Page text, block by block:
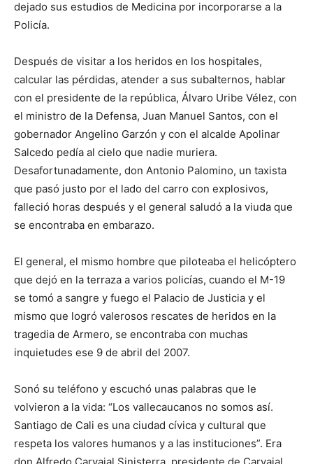
dejado sus estudios de Medicina por incorporarse a la
Policía.
Después de visitar a los heridos en los hospitales,
calcular las pérdidas, atender a sus subalternos, hablar
con el presidente de la república, Álvaro Uribe Vélez, con
el ministro de la Defensa, Juan Manuel Santos, con el
gobernador Angelino Garzón y con el alcalde Apolinar
Salcedo pedía al cielo que nadie muriera.
Desafortunadamente, don Antonio Palomino, un taxista
que pasó justo por el lado del carro con explosivos,
falleció horas después y el general saludó a la viuda que
se encontraba en embarazo.
El general, el mismo hombre que piloteaba el helicóptero
que dejó en la terraza a varios policías, cuando el M-19
se tomó a sangre y fuego el Palacio de Justicia y el
mismo que logró valerosos rescates de heridos en la
tragedia de Armero, se encontraba con muchas
inquietudes ese 9 de abril del 2007.
Sonó su teléfono y escuchó unas palabras que le
volvieron a la vida: “Los vallecaucanos no somos así.
Santiago de Cali es una ciudad cívica y cultural que
respeta los valores humanos y a las instituciones”. Era
don Alfredo Carvajal Sinisterra, presidente de Carvajal,